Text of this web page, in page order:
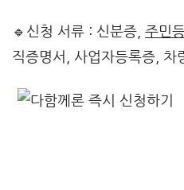
🔹신청 서류 : 신분증, 주민
직증명서, 사업자등록증, 차